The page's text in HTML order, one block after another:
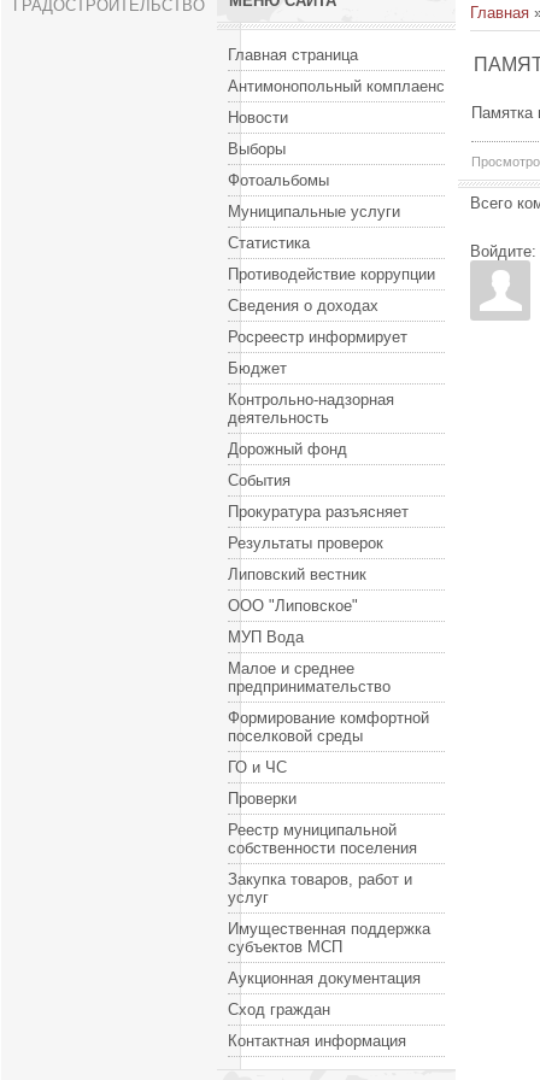
ГРАДОСТРОИТЕЛЬСТВО
Главная страница
Антимонопольный комплаенс
Новости
Выборы
Фотоальбомы
Муниципальные услуги
Статистика
Противодействие коррупции
Сведения о доходах
Росреестр информирует
Бюджет
Контрольно-надзорная
деятельность
Дорожный фонд
События
Прокуратура разъясняет
Результаты проверок
Липовский вестник
ООО "Липовское"
МУП Вода
Малое и среднее
предпринимательство
Формирование комфортной
поселковой среды
ГО и ЧС
Проверки
Реестр муниципальной
собственности поселения
Закупка товаров, работ и
услуг
Имущественная поддержка
субъектов МСП
Аукционная документация
Сход граждан
Контактная информация
Главная
Памятка
Всего
Войдите: